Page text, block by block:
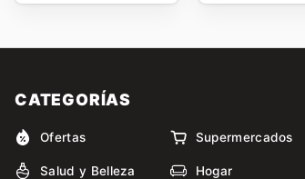
CATEGORÍAS
Ofertas Supermercados
Salud y Belleza Hogar